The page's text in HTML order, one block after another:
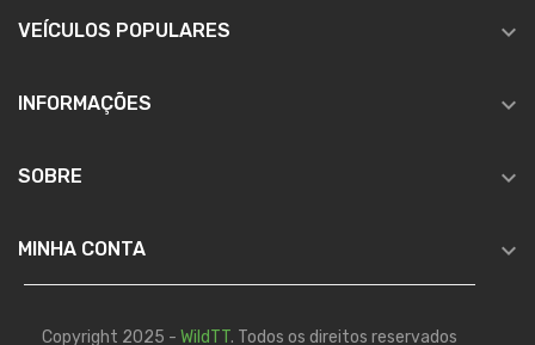
VEÍCULOS POPULARES 
INFORMAÇÕES 
SOBRE 
MINHA CONTA 
Copyright 2025 - WildTT. Todos os direitos reservados